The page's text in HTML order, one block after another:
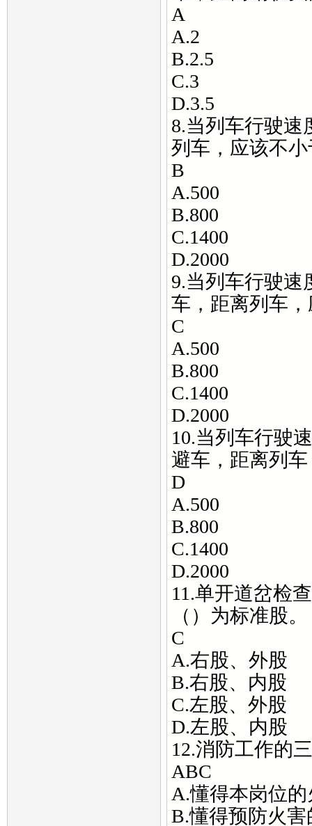
A
A.2
B.2.5
C.3
D.3.5
8.当列车行驶速
列车，应该不
B
A.500
B.800
C.1400
D.2000
9.当列车行驶速
车，距离列车
C
A.500
B.800
C.1400
D.2000
10.当列车行驶
避车，距离列
D
A.500
B.800
C.1400
D.2000
11.单开道岔检
（）为标准股。
C
A.右股、外股
B.右股、内股
C.左股、外股
D.左股、内股
12.消防工作的
ABC
A.懂得本岗位
B.懂得预防火害